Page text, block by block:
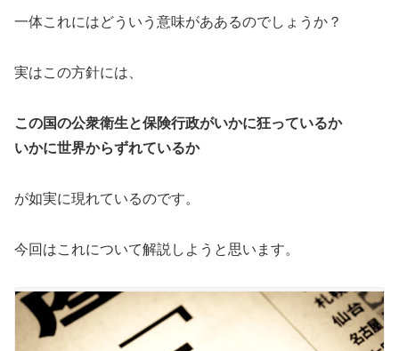
一体これにはどういう意味がああるのでしょうか？
実はこの方針には、
この国の公衆衛生と保険行政がいかに狂っているか
いかに世界からずれているか
が如実に現れているのです。
今回はこれについて解説しようと思います。